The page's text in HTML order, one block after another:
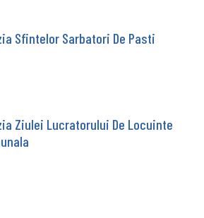
Sfintelor Sarbatori De Pasti
Ziulei Lucratorului De Locuinte